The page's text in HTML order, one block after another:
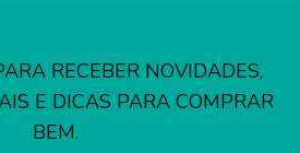
RECEBER NOVIDADES,
E DICAS PARA COMPRAR
BEM.